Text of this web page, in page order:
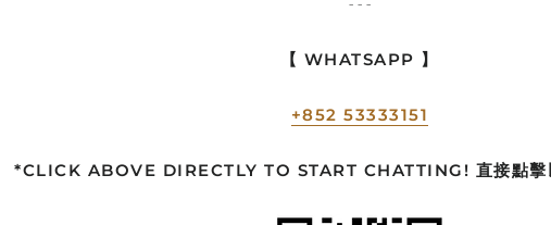
- - -
【 WHATSAPP 】
+852 53333151
*CLICK ABOVE DIRECTLY TO START CHATTING! 直接點擊